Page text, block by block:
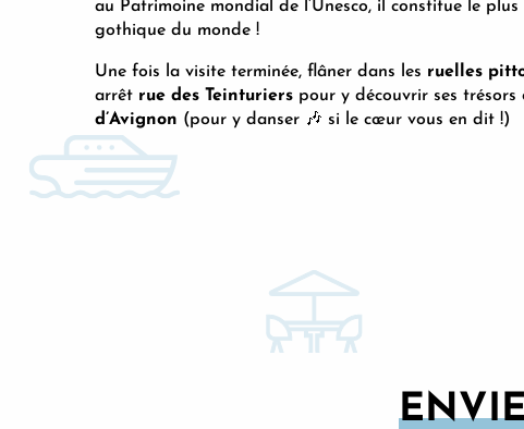
au Patrimoine mondial de l’Unesco, il constitue le
gothique du monde !
Une fois la visite terminée, flâner dans les ruelles
arrêt rue des Teinturiers pour y découvrir ses trésors
d’Avignon (pour y danser 🎶 si le cœur vous en dit !)